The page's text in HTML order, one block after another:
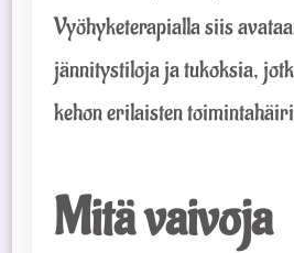
Vyöhyketerapialla siis
jännitystiloja ja tukoksia,
kehon erilaisten
Mitä vaivoja